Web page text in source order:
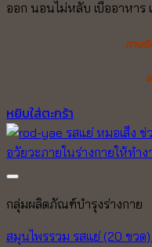
ออก นอนไม่หลับ เบื่ออาหาร
ทาน
หยิบใส่ตะกร้า
กลุ่มผลิตภัณฑ์บำรุงร่างกาย
สมุนไพรรวม รสแย่ (20 ขวด)